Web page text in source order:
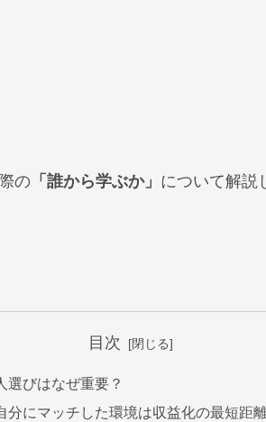
の 「誰から学ぶか」 について解説
目次
選びはなぜ重要？
分にマッチした環境は収益化の最短距離